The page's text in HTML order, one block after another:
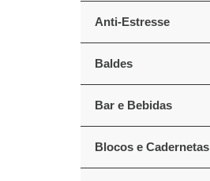
Anti-Estresse
Baldes
Bar e Bebidas
Blocos e Cadernetas